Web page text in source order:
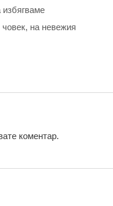
избягваме
на невежия
коментар.